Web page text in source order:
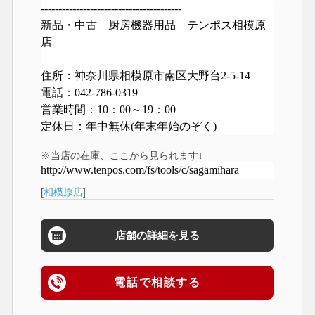
----------------------------------------
新品・中古 厨房機器用品 テンポス相模原
店
住所：神奈川県相模原市南区大野台2-5-14
電話：042-786-0319
営業時間：10：00～19：00
定休日：年中無休(年末年始のぞく)
※当店の在庫、ここから見られます↓
http://www.tenpos.com/fs/tools/c/sagamihara
[相模原店]
店舗の詳細を見る
電話で相談する